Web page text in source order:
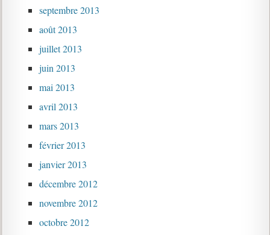
septembre 2013
août 2013
juillet 2013
juin 2013
mai 2013
avril 2013
mars 2013
février 2013
janvier 2013
décembre 2012
novembre 2012
octobre 2012